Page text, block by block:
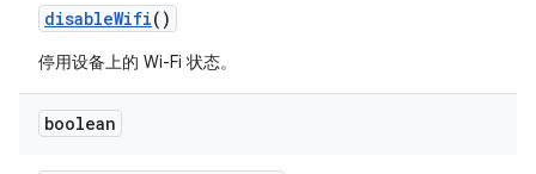
disableWifi()
停用设备上的 Wi-Fi 状态。
boolean